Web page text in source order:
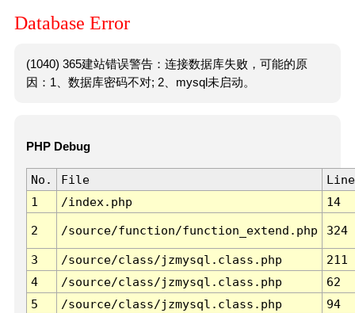
Database Error
(1040) 365建站错误警告：连接数据库失败，可能的原
因：1、数据库密码不对; 2、mysql未启动。
PHP Debug
No. File
Line
1
/index.php 14
2 /source/function/function_extend.php 324
3 /source/class/jzmysql.class.php
211
4
/source/class/jzmysql.class.php
62
5
/source/class/jzmysql.class.php
94